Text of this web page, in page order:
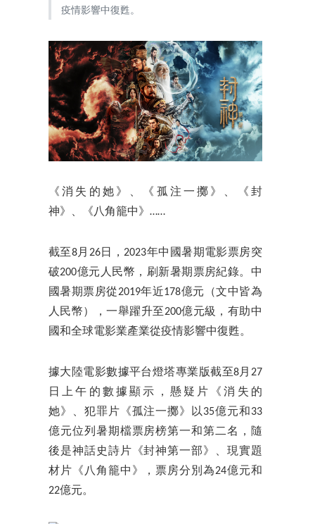
疫情影響中復甦。
《消失的她》、《孤注一擲》、《封
神》、《八角籠中》……
截至8月26日，2023年中國暑期電影票房突
破200億元人民幣，刷新暑期票房紀錄。中
國暑期票房從2019年近178億元（文中皆為
人民幣），一舉躍升至200億元級，有助中
國和全球電影業產業從疫情影響中復甦。
據大陸電影數據平台燈塔專業版截至8月27
日上午的數據顯示，懸疑片《消失的
她》、犯罪片《孤注一擲》以35億元和33
億元位列暑期檔票房榜第一和第二名，隨
後是神話史詩片《封神第一部》、現實題
材片《八角籠中》，票房分別為24億元和
22億元。